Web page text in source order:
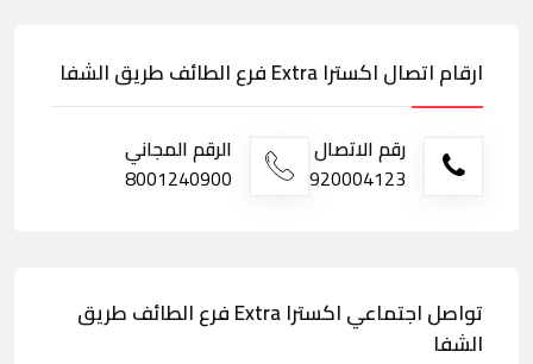
ارقام اتصال اكسترا Extra فرع الطائف طريق الشفا
رقم الاتصال
920004123
الرقم المجاني
8001240900
تواصل اجتماعي اكسترا Extra فرع الطائف طريق
الشفا